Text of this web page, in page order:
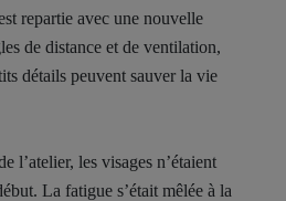
repartie avec une nouvelle
de distance et de ventilation,
détails peuvent sauver la vie
l’atelier, les visages n’étaient
La fatigue s’était mêlée à la